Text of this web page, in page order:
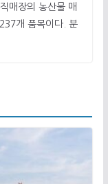
매장의 농산물 매
개 품목이다. 분